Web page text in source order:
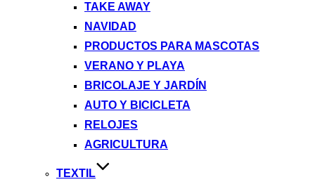
TAKE AWAY
NAVIDAD
PRODUCTOS PARA MASCOTAS
VERANO Y PLAYA
BRICOLAJE Y JARDÍN
AUTO Y BICICLETA
RELOJES
AGRICULTURA
TEXTIL